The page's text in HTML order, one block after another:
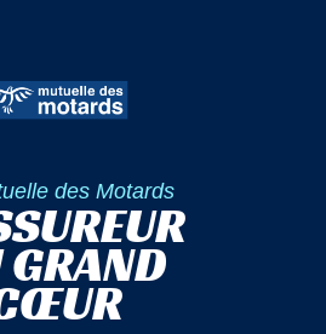
des Motards
GRAND